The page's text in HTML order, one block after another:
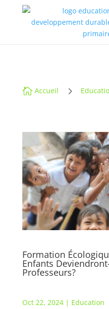
 Accueil 5
Formation
Enfants
Professeurs?
Oct 22, 2024| Education